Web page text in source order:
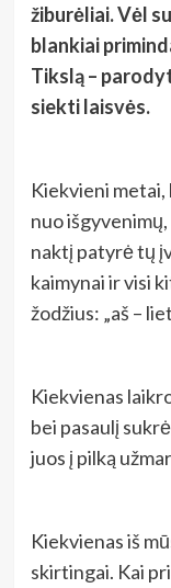
žiburėliai. Vėl
blankiai
Tikslą –
siekti laisvės.
Kiekvieni
nuo
naktį patyrė tų
kaimynai ir visi
žodžius: „aš –
Kiekvienas
bei pasaulį
juos į pilką
Kiekvienas iš
skirtingai. Kai